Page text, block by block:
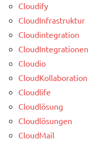
Cloudify
CloudInfrastruktur
Cloudintegration
CloudIntegrationen
Cloudio
CloudKollaboration
Cloudlife
Cloudlösung
Cloudlösungen
CloudMail